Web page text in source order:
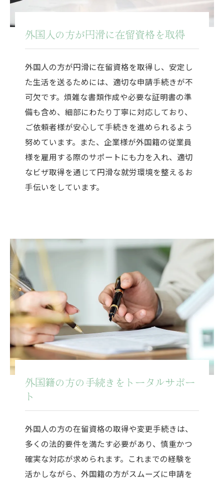
外国人の方が円滑に在留資格を取得
外国人の方が円滑に在留資格を取得し、安定し
た生活を送るためには、適切な申請手続きが不
可欠です。煩雑な書類作成や必要な証明書の準
備も含め、細部にわたり丁寧に対応しており、
ご依頼者様が安心して手続きを進められるよう
努めています。また、企業様が外国籍の従業員
様を雇用する際のサポートにも力を入れ、適切
なビザ取得を通じて円滑な就労環境を整えるお
手伝いをしています。
外国籍の方の手続きをトータルサポー
ト
外国人の方の在留資格の取得や変更手続きは、
多くの法的要件を満たす必要があり、慎重かつ
確実な対応が求められます。これまでの経験を
活かしながら、外国籍の方がスムーズに申請を